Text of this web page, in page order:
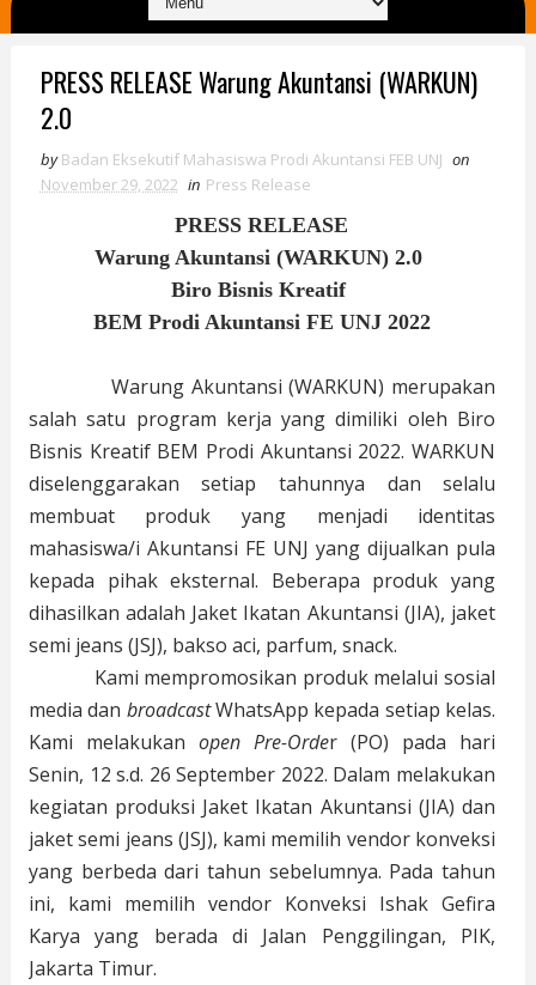
PRESS RELEASE Warung Akuntansi (WARKUN)
2.0
by Badan Eksekutif Mahasiswa Prodi Akuntansi FEB UNJ on
November 29, 2022 in Press Release
PRESS RELEASE
Warung Akuntansi (WARKUN) 2.0
Biro Bisnis Kreatif
BEM Prodi Akuntansi FE UNJ 2022
Warung Akuntansi (WARKUN) merupakan
salah satu program kerja yang dimiliki oleh Biro
Bisnis Kreatif BEM Prodi Akuntansi 2022. WARKUN
diselenggarakan setiap tahunnya dan selalu
membuat produk yang menjadi identitas
mahasiswa/i Akuntansi FE UNJ yang dijualkan pula
kepada pihak eksternal. Beberapa produk yang
dihasilkan adalah Jaket Ikatan Akuntansi (JIA), jaket
semi jeans (JSJ), bakso aci, parfum, snack.
Kami mempromosikan produk melalui sosial
media dan broadcastWhatsApp kepada setiap kelas.
Kami melakukan open Pre-Order (PO) pada hari
Senin, 12 s.d. 26 September 2022. Dalam melakukan
kegiatan produksi Jaket Ikatan Akuntansi (JIA) dan
jaket semi jeans (JSJ), kami memilih vendor konveksi
yang berbeda dari tahun sebelumnya. Pada tahun
ini, kami memilih vendor Konveksi Ishak Gefira
Karya yang berada di Jalan Penggilingan, PIK,
Jakarta Timur.